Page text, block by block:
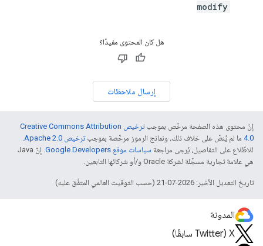
modify
هل كان المحتوى مفيدًا؟
إرسال ملاحظات
إنّ محتوى هذه الصفحة مرخّص بموجب
ترخيص Creative Commons Attribution
4.0‏ ما لم يُنصّ على خلاف ذلك، ونماذج الرموز مرخّصة بموجبترخيص Apache 2.0‏
.
للاطّلاع على التفاصيل، يُرجى مراجعة سياسات موقع Google Developers‏
. إنّ Java
هي علامة تجارية مسجَّلة لشركة Oracle و/أو شركائها التابعين.
تاريخ التعديل الأخير: 2026-07-21 (حسب التوقيت العالمي المتفَّق عليه)
المدونة
‫X ‏(Twitter سابقًا)